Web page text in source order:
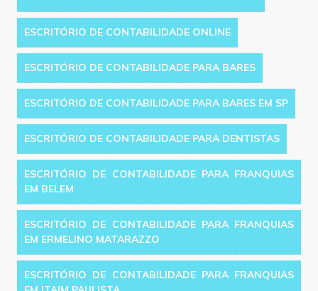
ESCRITÓRIO DE CONTABILIDADE ONLINE
ESCRITÓRIO DE CONTABILIDADE PARA BARES
ESCRITÓRIO DE CONTABILIDADE PARA BARES EM SP
ESCRITÓRIO DE CONTABILIDADE PARA DENTISTAS
ESCRITÓRIO DE CONTABILIDADE PARA FRANQUIAS
EM BELEM
ESCRITÓRIO DE CONTABILIDADE PARA FRANQUIAS
EM ERMELINO MATARAZZO
ESCRITÓRIO DE CONTABILIDADE PARA FRANQUIAS